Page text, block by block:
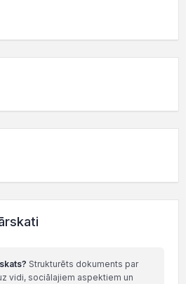
Strukturēts dokuments par
vidi, sociālajiem aspektiem un